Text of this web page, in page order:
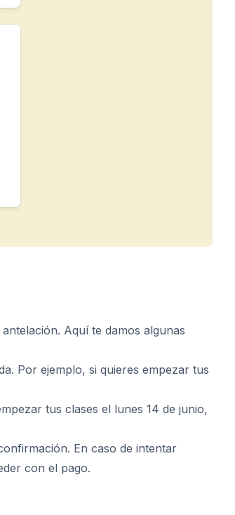
Aquí te damos algunas
Por ejemplo, si quieres empezar tus
tus clases el lunes 14 de junio,
En caso de intentar
con el pago.